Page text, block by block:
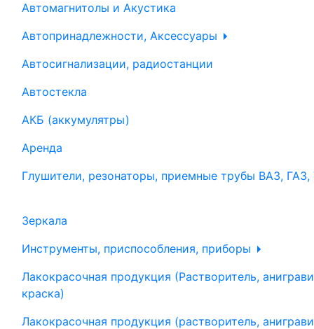
Автомагнитолы и Акустика
Автопринадлежности, Аксессуары
Автосигнализации, радиостанции
Автостекла
АКБ (аккумулятры)
Аренда
Глушители, резонаторы, приемные трубы ВАЗ, ГАЗ,
Зеркала
Инструменты, приспособления, приборы
Лакокрасочная продукция (Растворитель,
краска)
Лакокрасочная продукция (растворитель,